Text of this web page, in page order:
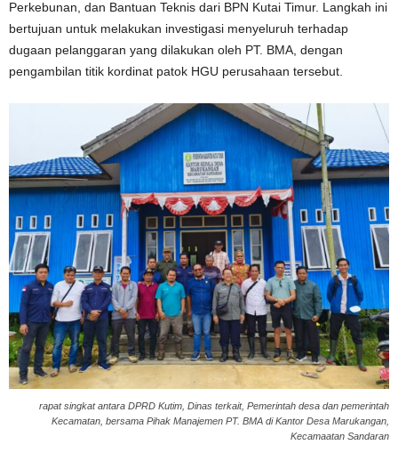
Perkebunan, dan Bantuan Teknis dari BPN Kutai Timur. Langkah ini
bertujuan untuk melakukan investigasi menyeluruh terhadap
dugaan pelanggaran yang dilakukan oleh PT. BMA, dengan
pengambilan titik kordinat patok HGU perusahaan tersebut.
rapat singkat antara DPRD Kutim, Dinas terkait, Pemerintah desa dan pemerintah
Kecamatan, bersama Pihak Manajemen PT. BMA di Kantor Desa Marukangan,
Kecamaatan Sandaran